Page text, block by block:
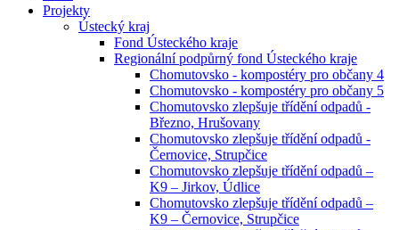
Projekty
Ústecký kraj
Fond Ústeckého kraje
Regionální podpůrný fond Ústeckého kraje
Chomutovsko - kompostéry pro občany 4
Chomutovsko - kompostéry pro občany 5
Chomutovsko zlepšuje třídění odpadů -
Březno, Hrušovany
Chomutovsko zlepšuje třídění odpadů -
Černovice, Strupčice
Chomutovsko zlepšuje třídění odpadů –
K9 – Jirkov, Údlice
Chomutovsko zlepšuje třídění odpadů –
K9 – Černovice, Strupčice